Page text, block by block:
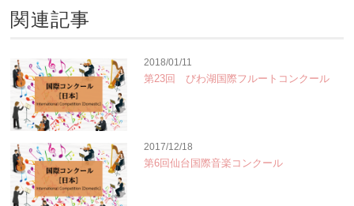
関連記事
2018/01/11
第23回 びわ湖国際フルートコンクール
2017/12/18
第6回仙台国際音楽コンクール